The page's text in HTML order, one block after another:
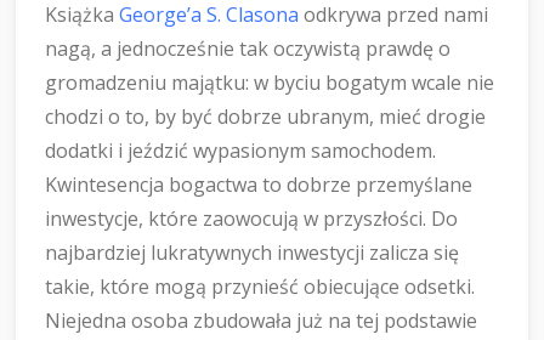
Książka George’a S. Clasona odkrywa przed nami
nagą, a jednocześnie tak oczywistą prawdę o
gromadzeniu majątku: w byciu bogatym wcale nie
chodzi o to, by być dobrze ubranym, mieć drogie
dodatki i jeździć wypasionym samochodem.
Kwintesencja bogactwa to dobrze przemyślane
inwestycje, które zaowocują w przyszłości. Do
najbardziej lukratywnych inwestycji zalicza się
takie, które mogą przynieść obiecujące odsetki.
Niejedna osoba zbudowała już na tej podstawie